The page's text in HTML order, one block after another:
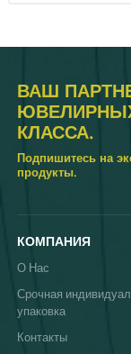
ВАШ
КЛАССА.
Подпишитесь на
продукты.
КОМПАНИЯ
О Нас
Срочная
упаковка
Контакты